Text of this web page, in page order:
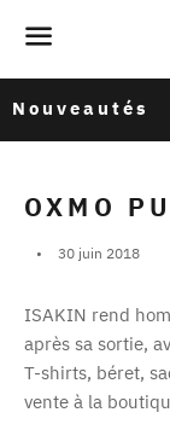
Menu
Nouveautés
OXMO
30 juin 2018
ISAKIN rend
après sa sortie,
T-shirts, béret,
vente à la